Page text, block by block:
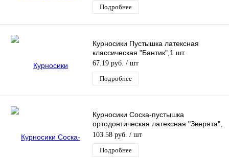
Подробнее
Курносики Пустышка латексная
классическая "Бантик",1 шт.
67.19 руб. / шт
Подробнее
Курносики Соска-пустышка
ортодонтическая латексная "Зверята",
1шт.
103.58 руб. / шт
Подробнее